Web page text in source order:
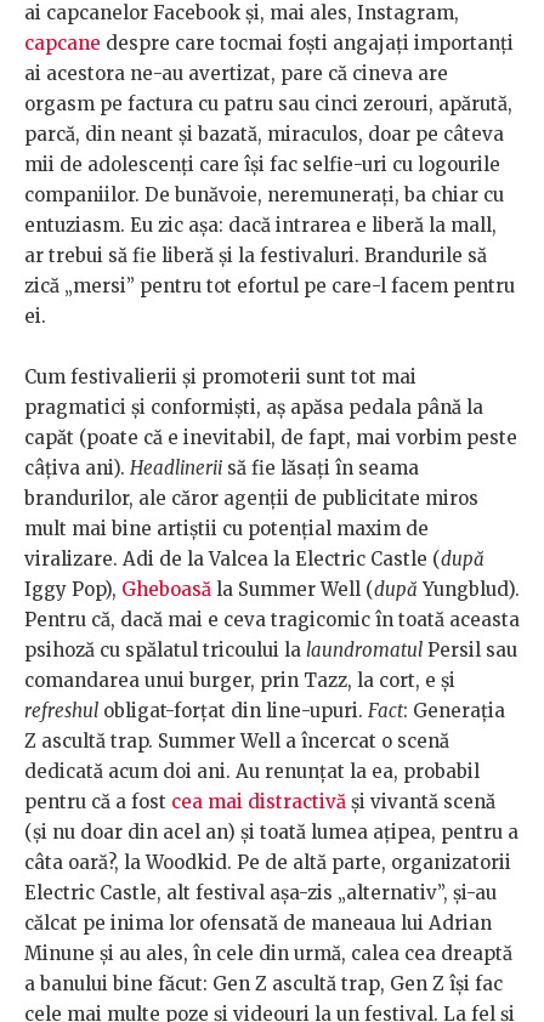
ai capcanelor Facebook și, mai ales, Instagram,
capcane despre care tocmai foști angajați importanți
ai acestora ne-au avertizat, pare că cineva are
orgasm pe factura cu patru sau cinci zerouri, apărută,
parcă, din neant și bazată, miraculos, doar pe câteva
mii de adolescenți care își fac selfie-uri cu logourile
companiilor. De bunăvoie, neremunerați, ba chiar cu
entuziasm. Eu zic așa: dacă intrarea e liberă la mall,
ar trebui să fie liberă și la festivaluri. Brandurile să
zică „mersi” pentru tot efortul pe care-l facem pentru
ei.
Cum festivalierii și promoterii sunt tot mai
pragmatici și conformiști, aș apăsa pedala până la
capăt (poate că e inevitabil, de fapt, mai vorbim peste
câțiva ani). Headlinerii să fie lăsați în seama
brandurilor, ale căror agenții de publicitate miros
mult mai bine artiștii cu potențial maxim de
viralizare. Adi de la Valcea la Electric Castle (după
Iggy Pop), Gheboasă la Summer Well (după Yungblud).
Pentru că, dacă mai e ceva tragicomic în toată aceasta
psihoză cu spălatul tricoului la laundromatul Persil sau
comandarea unui burger, prin Tazz, la cort, e și
refreshul obligat-forțat din line-upuri. Fact: Generația
Z ascultă trap. Summer Well a încercat o scenă
dedicată acum doi ani. Au renunțat la ea, probabil
pentru că a fost cea mai distractivă și vivantă scenă
(și nu doar din acel an) și toată lumea ațipea, pentru a
câta oară?, la Woodkid. Pe de altă parte, organizatorii
Electric Castle, alt festival așa-zis „alternativ”, și-au
călcat pe inima lor ofensată de maneaua lui Adrian
Minune și au ales, în cele din urmă, calea cea dreaptă
a banului bine făcut: Gen Z ascultă trap, Gen Z își fac
cele mai multe poze și videouri la un festival. La fel și